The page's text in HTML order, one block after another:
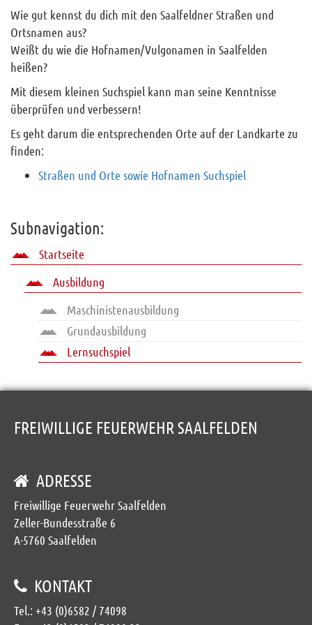
Gebäude
Archiv
Funktionäre
Info und Tipps
Veranstaltungen
Mitgliederbereich
Sitemap
Impressum
RSS News
Datenschutz
Wie gut kennst du dich mit den Saalfeldner Straßen und
Ortsnamen aus?
Weißt du wie die Hofnamen/Vulgonamen in Saalfelden
heißen?
Mit diesem kleinen Suchspiel kann man seine Kenntnisse
überprüfen und verbessern!
Es geht darum die entsprechenden Orte auf der Landkarte zu
finden:
Straßen und Orte sowie Hofnamen Suchspiel
Subnavigation:
Startseite
Ausbildung
Maschinistenausbildung
Grundausbildung
Lernsuchspiel
FREIWILLIGE FEUERWEHR SAALFELDEN
ADRESSE
Freiwillige Feuerwehr Saalfelden
Zeller-Bundesstraße 6
A-5760 Saalfelden
KONTAKT
Tel.: +43 (0)6582 / 74098